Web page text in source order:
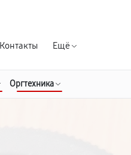
Контакты Ещё
Оргтехника